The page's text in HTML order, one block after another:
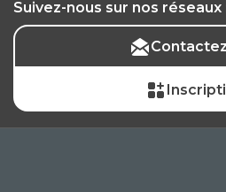
Suivez-nous sur nos réseaux